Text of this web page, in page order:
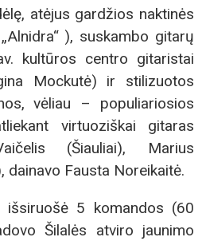
atėjus gardžios naktinės
), suskambo gitarų
kultūros centro gitaristai
Mockutė) ir stilizuotos
vėliau – populiariosios
virtuoziškai gitaras
(Šiauliai), Marius
dainavo Fausta Noreikaitė.
5 komandos (60
Šilalės atviro jaunimo